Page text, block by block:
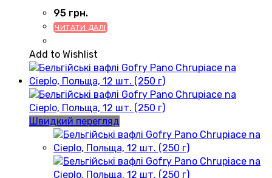
95 грн.
ЧИТАТИ ДАЛІ
Add to Wishlist
Швидкий перегляд